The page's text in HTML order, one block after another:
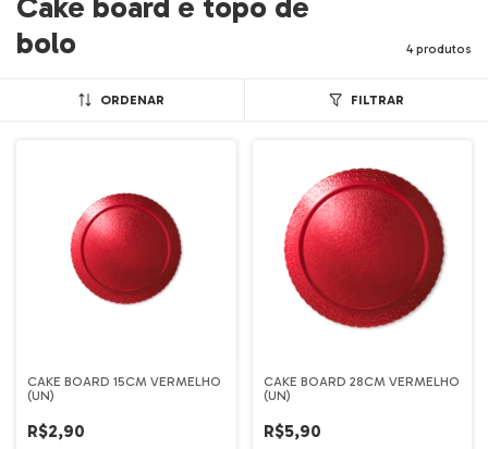
bolo
4 produtos
ORDENAR FILTRAR
CAKE BOARD 15CM VERMELHO
(UN)
R$2,90
CAKE BOARD 28CM VERMELHO
(UN)
R$5,90